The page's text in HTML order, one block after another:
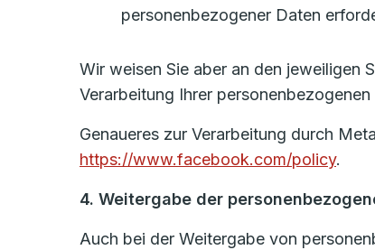
personenbezogener Daten
Wir weisen Sie aber an den jeweiligen
Verarbeitung Ihrer
Genaueres zur Verarbeitung durch
https://www.facebook.com/policy.
4. Weitergabe der
Auch bei der Weitergabe von